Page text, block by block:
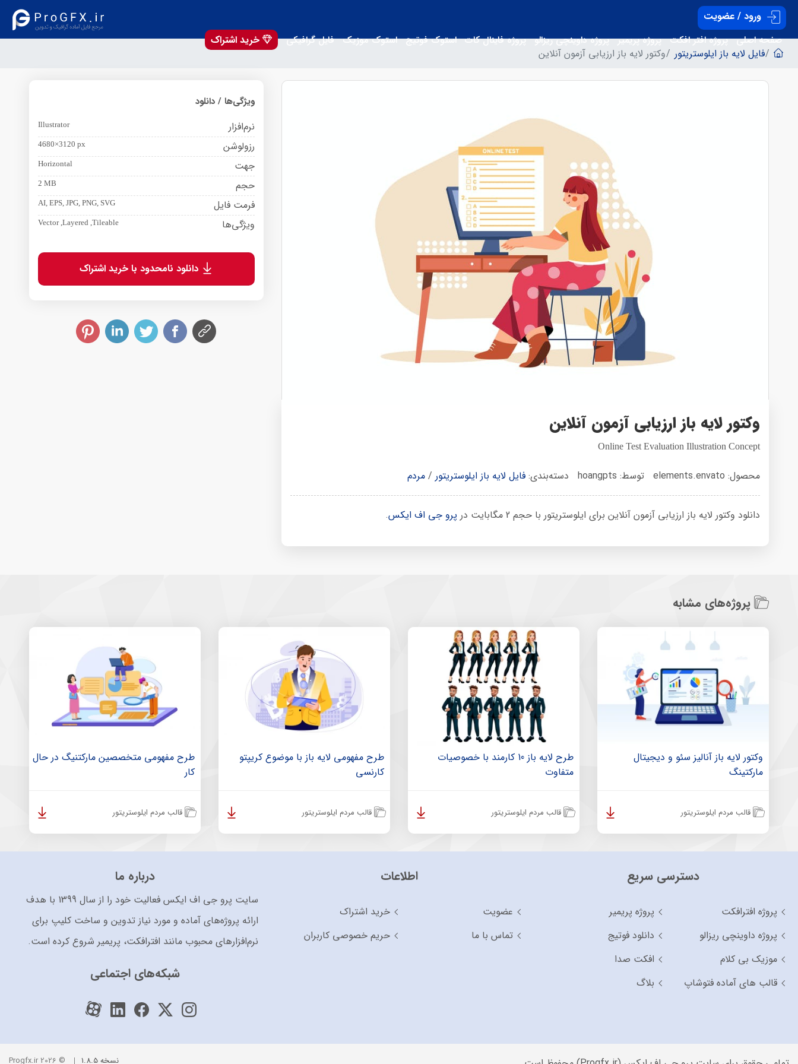
ورود / عضویت
صفحه اصلی پروژه افتر افکت پروژه پریمیر پروژه داوینچی ریزالو پروژه فاینال کات استوک فوتیج استوک موزیک فایل گرافیکی
خرید اشتراک
فایل لایه باز ایلوستریتور
وکتور لایه باز ارزیابی آزمون آنلاین
وکتور لایه باز ارزیابی آزمون آنلاین
Online Test Evaluation Illustration Concept
محصول: elements.envato توسط: hoangpts دسته‌بندی: فایل لایه باز ایلوستریتور/ مردم
دانلود وکتور لایه باز ارزیابی آزمون آنلاین برای ایلوستریتور با حجم 2 مگابایت در پرو جی اف ایکس.
ویژگی‌ها / دانلود
نرم‌افزار Illustrator
رزولوشن 4680×3120 px
جهت Horizontal
حجم 2 MB
فرمت فایل AI, EPS, JPG, PNG, SVG
ویژگی‌ها Vector ,Layered ,Tileable
دانلود نامحدود با خرید اشتراک
پروژه‌های مشابه
وکتور لایه باز آنالیز سئو و دیجیتال
مارکتینگ
قالب مردم ایلوستریتور
طرح لایه باز 10 کارمند با خصوصیات
متفاوت
قالب مردم ایلوستریتور
طرح مفهومی لایه باز با موضوع کریپتو
کارنسی
قالب مردم ایلوستریتور
طرح مفهومی متخصصین مارکتنیگ در حال
کار
قالب مردم ایلوستریتور
دسترسی سریع
پروژه افترافکت
پروژه پریمیر
پروژه داوینچی ریزالو
دانلود فوتیج
موزیک بی کلام
افکت صدا
قالب های آماده فتوشاپ
بلاگ
اطلاعات
عضویت
خرید اشتراک
تماس با ما
حریم خصوصی کاربران
درباره ما
سایت پرو جی اف ایکس فعالیت خود را از سال 1399 با هدف
ارائه پروژه‌های آماده و مورد نیاز تدوین و ساخت کلیپ برای
نرم‌افزارهای محبوب مانند افترافکت، پریمیر شروع کرده است.
شبکه‌های اجتماعی
نسخه 1.8.5 © 2026 Progfx.ir